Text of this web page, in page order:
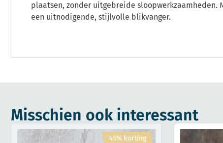
plaatsen, zonder uitgebreide sloopwerkzaamheden.
een uitnodigende, stijlvolle blikvanger.
Misschien ook interessant
45% korting